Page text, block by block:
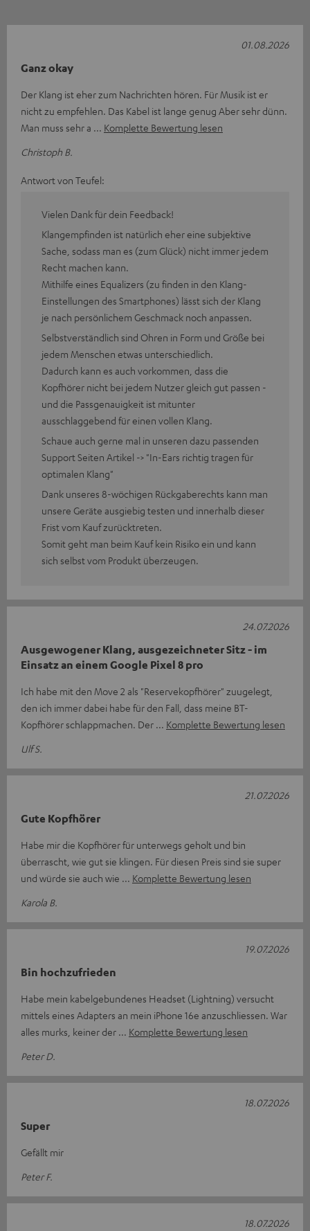
Ganz okay
Der Klang ist eher zum Nachrichten hören. Für Musik ist er
nicht zu empfehlen. Das Kabel ist lange genug Aber sehr dünn.
Man muss sehr a
Komplette Bewertung lesen
Christoph B.
01.08.2026
Antwort von Teufel:
Vielen Dank für dein Feedback!
Klangempfinden ist natürlich eher eine subjektive
Sache, sodass man es (zum Glück) nicht immer jedem
Recht machen kann.
Mithilfe eines Equalizers (zu finden in den Klang-
Einstellungen des Smartphones) lässt sich der Klang
je nach persönlichem Geschmack noch anpassen.
Selbstverständlich sind Ohren in Form und Größe bei
jedem Menschen etwas unterschiedlich.
Dadurch kann es auch vorkommen, dass die
Kopfhörer nicht bei jedem Nutzer gleich gut passen -
und die Passgenauigkeit ist mitunter
ausschlaggebend für einen vollen Klang.
Schaue auch gerne mal in unseren dazu passenden
Support Seiten Artikel -> "In-Ears richtig tragen für
optimalen Klang"
Dank unseres 8-wöchigen Rückgaberechts kann man
unsere Geräte ausgiebig testen und innerhalb dieser
Frist vom Kauf zurücktreten.
Somit geht man beim Kauf kein Risiko ein und kann
sich selbst vom Produkt überzeugen.
Ausgewogener Klang, ausgezeichneter Sitz - im
Einsatz an einem Google Pixel 8 pro
Ich habe mit den Move 2 als "Reservekopfhörer" zuugelegt,
den ich immer dabei habe für den Fall, dass meine BT-
Kopfhörer schlappmachen. Der
Komplette Bewertung lesen
Ulf S.
24.07.2026
Gute Kopfhörer
Habe mir die Kopfhörer für unterwegs geholt und bin
überrascht, wie gut sie klingen. Für diesen Preis sind sie super
und würde sie auch wie
Komplette Bewertung lesen
Karola B.
21.07.2026
Bin hochzufrieden
Habe mein kabelgebundenes Headset (Lightning) versucht
mittels eines Adapters an mein iPhone 16e anzuschliessen. War
alles murks, keiner der
Komplette Bewertung lesen
Peter D.
19.07.2026
Super
Gefällt mir
Peter F.
18.07.2026
18.07.2026